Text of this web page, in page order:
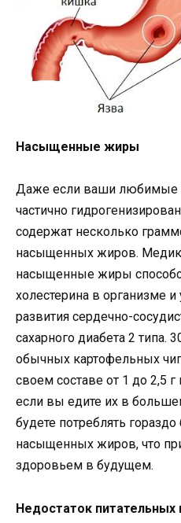
Насыщенные жиры
Даже если ваши любимые
частично
содержат несколько
насыщенных жиров.
насыщенные жиры
холестерина в организме
развития сердечно-
сахарного диабета 2 типа.
обычных картофельных
своем составе от 1 до 2,5
если вы едите их в
будете потреблять
насыщенных жиров, что
здоровьем в будущем.
Недостаток